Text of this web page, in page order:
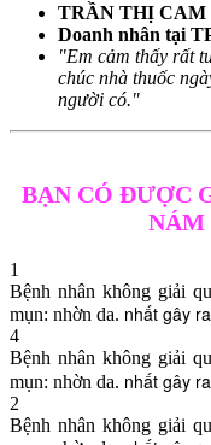
TRẦN THỊ CAM
Doanh nhân tại
"Em cảm thấy rất
chúc nhà thuốc
người có."
BẠN CÓ ĐƯỢC
NÁM
1
Bệnh nhân không giải
mụn: nhờn da. nhất gây
4
Bệnh nhân không giải
mụn: nhờn da. nhất gây
2
Bệnh nhân không giải